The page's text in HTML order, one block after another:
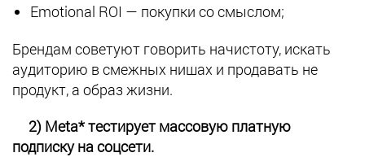
Emotional ROI — покупки со смыслом;
Брендам советуют говорить начистоту, искать
аудиторию в смежных нишах и продавать не
продукт, а образ жизни.
2) Meta* тестирует массовую платную
подписку на соцсети.